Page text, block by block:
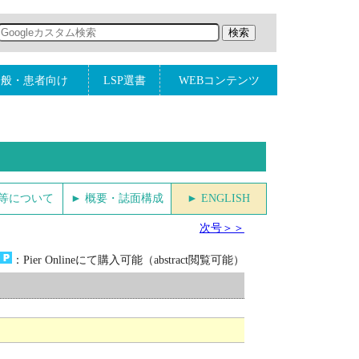
・患者向け LSP選書 WEBコンテンツ
について ► 概要・誌面構成 ► ENGLISH
次号＞＞
：Pier Onlineにて購入可能（abstract閲覧可能）